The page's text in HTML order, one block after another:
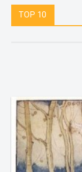
TOP 10